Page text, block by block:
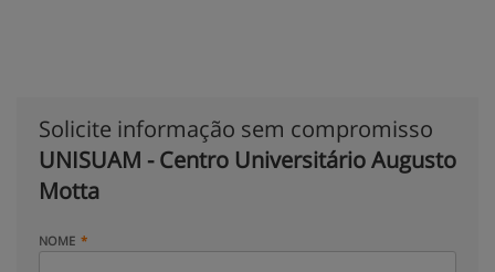
Solicite informação sem compromisso
UNISUAM - Centro Universitário Augusto
Motta
NOME